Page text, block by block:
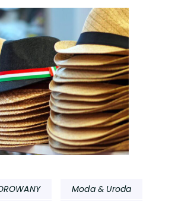
Moda & Uroda